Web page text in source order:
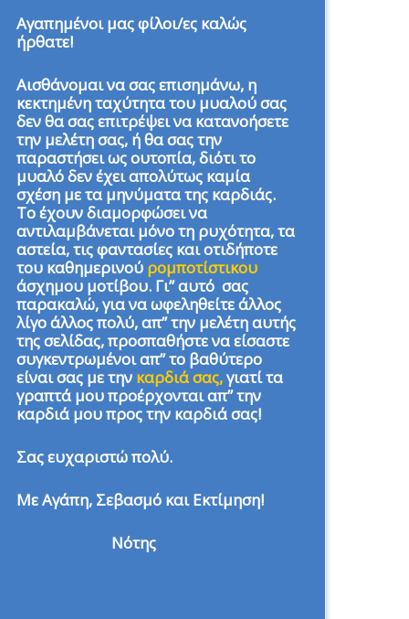
Αγαπημένοι μας φίλοι/ες καλώς
ήρθατε!
Αισθάνομαι να σας επισημάνω, η
κεκτημένη ταχύτητα του μυαλού σας
δεν θα σας επιτρέψει να κατανοήσετε
την μελέτη σας, ή θα σας την
παραστήσει ως ουτοπία, διότι το
μυαλό δεν έχει απολύτως καμία
σχέση με τα μηνύματα της καρδιάς.
Το έχουν διαμορφώσει να
αντιλαμβάνεται μόνο τη ρυχότητα, τα
αστεία, τις φαντασίες και οτιδήποτε
του καθημερινού ρομποτίστικου
άσχημου μοτίβου. Γι” αυτό σας
παρακαλώ, για να ωφεληθείτε άλλος
λίγο άλλος πολύ, απ” την μελέτη αυτής
της σελίδας, προσπαθήστε να είσαστε
συγκεντρωμένοι απ” το βαθύτερο
είναι σας με την καρδιά σας,γιατί τα
γραπτά μου προέρχονται απ” την
καρδιά μου προς την καρδιά σας!
Σας ευχαριστώ πολύ.
Με Αγάπη, Σεβασμό και Εκτίμηση!
Νότης